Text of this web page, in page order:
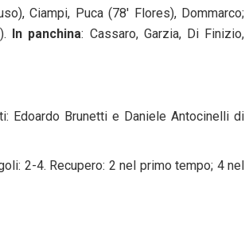
Ciampi, Puca (78′ Flores), Dommarco;
In panchina: Cassaro, Garzia, Di Finizio,
Edoardo Brunetti e Daniele Antocinelli di
2-4. Recupero: 2 nel primo tempo; 4 nel